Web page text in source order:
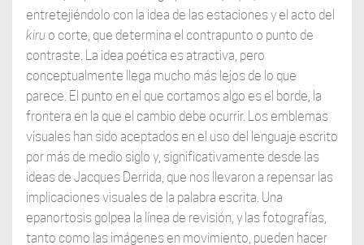
entretejiéndolo con la idea de las estaciones y el acto del
kiruo corte, que determina el contrapunto o punto de
contraste. La idea poética es atractiva, pero
conceptualmente llega mucho más lejos de lo que
parece. El punto en el que cortamos algo es el borde, la
frontera en la que el cambio debe ocurrir. Los emblemas
visuales han sido aceptados en el uso del lenguaje escrito
por más de medio siglo y, significativamente desde las
ideas de Jacques Derrida, que nos llevaron a repensar las
implicaciones visuales de la palabra escrita. Una
epanortosis golpea la línea de revisión, y las fotografías,
tanto como las imágenes en movimiento, pueden hacer